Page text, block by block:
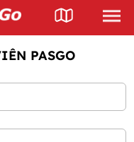
PASGO